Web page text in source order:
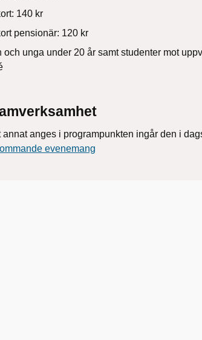
140 kr
pensionär: 120 kr
och unga under 20 år samt studenter mot
annat anges i programpunkten ingår den i
evenemang